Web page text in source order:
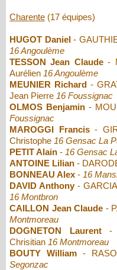
Charente (17 équipes)
HUGOT Daniel-
16 Angoulème
TESSON Jean Claude-
Aurélien 16 Angoulème
MEUNIER Richard -
Jean Pierre 16 Foussignac
OLMOS Benjamin -
Foussignac
MAROGGI Francis-
Christophe 16 Gensac La
PETIT Alain - 16 Gensac
ANTOINE Lilian -
BONNEAU Alex - 16
DAVID Anthony- GARCIA
16 Montbron
CAILLON Jean Claude -
Montmoreau
DOGNETON Laurent-
Chrisitian 16 Montmoreau
BOUTY William -
Segonzac